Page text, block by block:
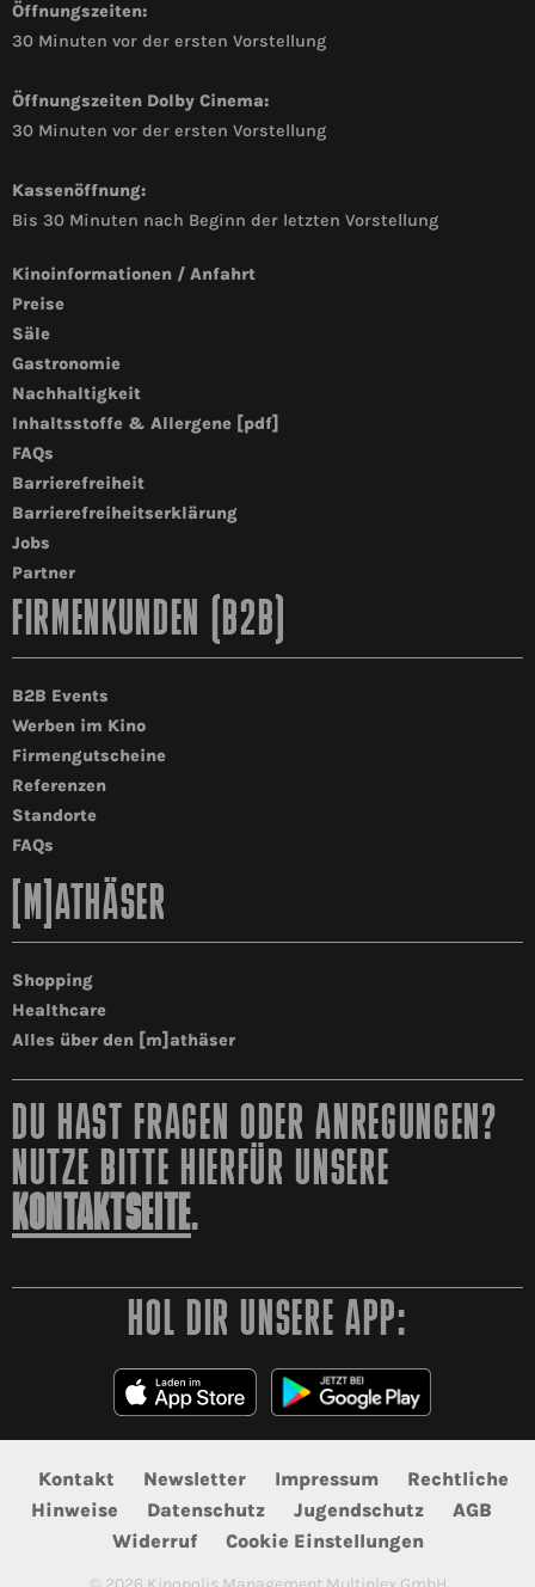
Öffnungszeiten:
30 Minuten vor der ersten Vorstellung
Öffnungszeiten Dolby Cinema:
30 Minuten vor der ersten Vorstellung
Kassenöffnung:
Bis 30 Minuten nach Beginn der letzten Vorstellung
Kinoinformationen / Anfahrt
Preise
Säle
Gastronomie
Nachhaltigkeit
Inhaltsstoffe & Allergene [pdf]
FAQs
Barrierefreiheit
Barrierefreiheitserklärung
Jobs
Partner
FIRMENKUNDEN (B2B)
B2B Events
Werben im Kino
Firmengutscheine
Referenzen
Standorte
FAQs
[M]ATHÄSER
Shopping
Healthcare
Alles über den [m]athäser
DU HAST FRAGEN ODER ANREGUNGEN?
NUTZE BITTE HIERFÜR UNSERE
KONTAKTSEITE.
HOL DIR UNSERE APP:
Kontakt Newsletter Impressum
Rechtliche
Hinweise
Datenschutz Jugendschutz
AGB
Widerruf
Cookie Einstellungen